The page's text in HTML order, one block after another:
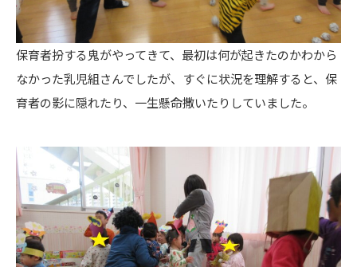
保育者扮する鬼がやってきて、最初は何が起きたのかわから
なかった乳児組さんでしたが、すぐに状況を理解すると、保
育者の影に隠れたり、一生懸命撒いたりしていました。